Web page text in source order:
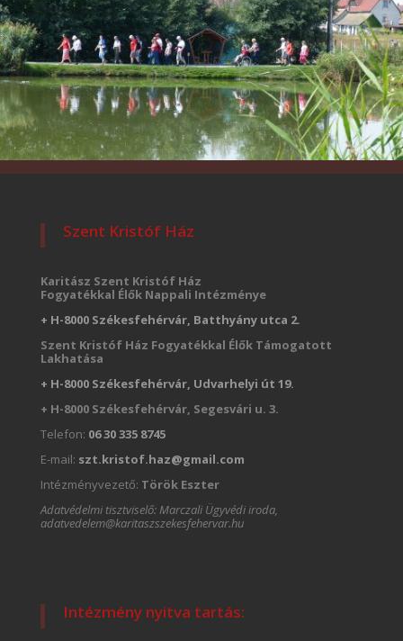
Szent Kristóf Ház
Karitász Szent Kristóf Ház
Fogyatékkal Élők Nappali Intézménye
+ H-8000 Székesfehérvár, Batthyány utca 2.
Szent Kristóf Ház Fogyatékkal Élők Támogatott
Lakhatása
+ H-8000 Székesfehérvár, Udvarhelyi út 19.
+ H-8000 Székesfehérvár, Segesvári u. 3.
Telefon: 06 30 335 8745
E-mail: szt.kristof.haz@gmail.com
Intézményvezető: Török Eszter
Adatvédelmi tisztviselő: Marczali Ügyvédi iroda,
adatvedelem@karitaszszekesfehervar.hu
Intézmény nyitva tartás: